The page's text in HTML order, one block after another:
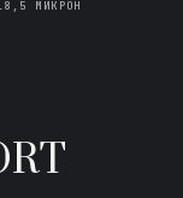
МИКРОН